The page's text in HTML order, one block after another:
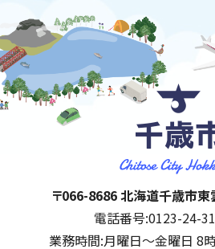
千歳市
住所:
〒066-8686 北海道千歳市
電話番号:0123-24-
業務時間:月曜日～金曜日 8